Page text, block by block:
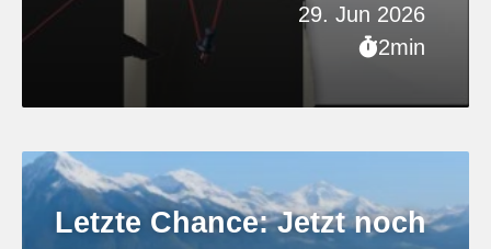
29. Jun 2026
2min
Letzte Chance: Jetzt noch